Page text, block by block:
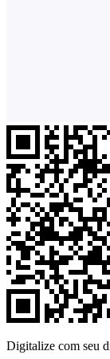
Digitalize com seu